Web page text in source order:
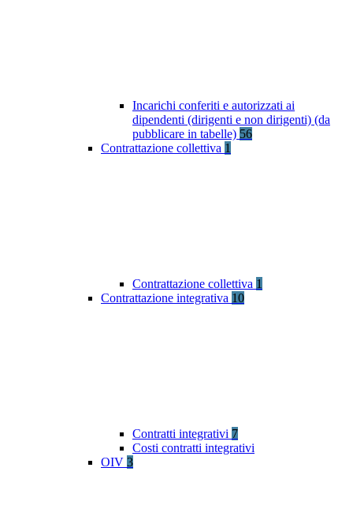
Incarichi conferiti e autorizzati ai
dipendenti (dirigenti e non dirigenti) (da
pubblicare in tabelle) 56
Contrattazione collettiva 1
Contrattazione collettiva 1
Contrattazione integrativa 10
Contratti integrativi 7
Costi contratti integrativi
OIV 3